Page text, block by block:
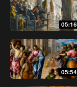
05:16
05:54